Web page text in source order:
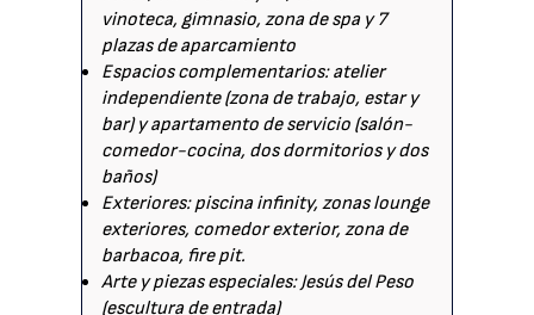
vinoteca, gimnasio, zona de spa y 7
plazas de aparcamiento
Espacios complementarios: atelier
independiente (zona de trabajo, estar y
bar) y apartamento de servicio (salón-
comedor-cocina, dos dormitorios y dos
baños)
Exteriores: piscina infinity, zonas lounge
exteriores, comedor exterior, zona de
barbacoa, fire pit.
Arte y piezas especiales: Jesús del Peso
(escultura de entrada)